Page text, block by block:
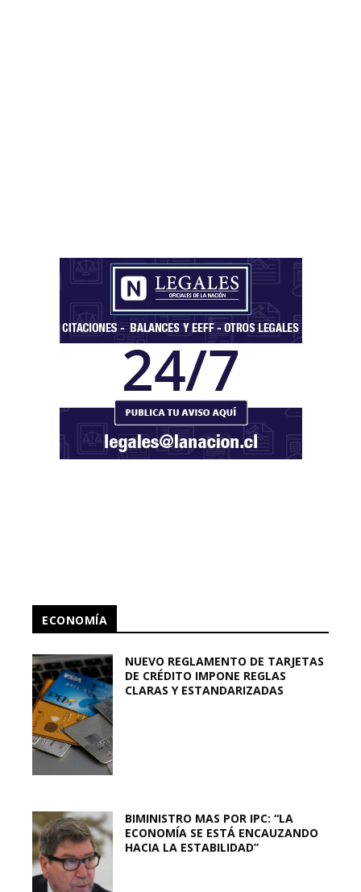
ECONOMÍA
NUEVO REGLAMENTO DE TARJETAS
DE CRÉDITO IMPONE REGLAS
CLARAS Y ESTANDARIZADAS
BIMINISTRO MAS POR IPC: “LA
ECONOMÍA SE ESTÁ ENCAUZANDO
HACIA LA ESTABILIDAD”